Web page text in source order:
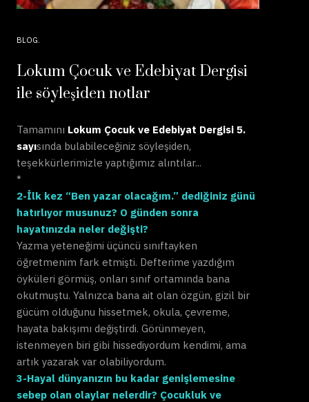
BLOG
Lokum Çocuk ve Edebiyat Dergisi
ile söyleşiden notlar
Tamamını Lokum Çocuk ve Edebiyat Dergisi 5.
sayısında bulabileceğiniz söyleşiden,
teşekkürlerimizle yaptığımız alıntılar...
*
2-İlk kez “Ben yazar olacağım.” dediğiniz günü
hatırlıyor musunuz? O günden sonra
hayatınızda neler değişti?
Yazma yeteneğimi üçüncü sınıftayken
öğretmenim fark etmişti. Defterime yazdığım
öyküleri görmüş, onları sınıf ortamında bana
okutmuştu. Yalnızca bana ait olan özgün, gizil bir
gücüm olduğunu hissetmek, okula, çevreme,
hayata bakışımı değiştirdi. Görünmeyen,
istenmeyen biri gibi hissediyordum kendimi, ama
artık yazarak var olabiliyordum.
3-Hayal dünyanızın bu kadar genişlemesine
sebep olan olaylar nelerdir? Çocukluk ve